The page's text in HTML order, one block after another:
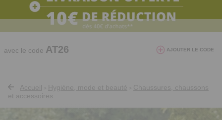
10€ de réduction dès 40€ d'achat. Offre
valable du 03/08/2026 au 12/08/2026.
avec le code AT26 AJOUTER LE CODE
Accueil Hygiène, mode et beauté
Chaussures, chaussons
et accessoires